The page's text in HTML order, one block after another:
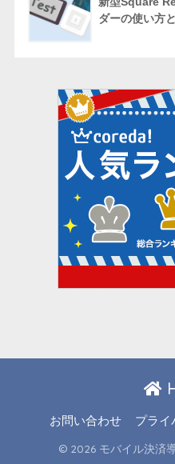
ダーの使い方
お問い合わせ プライ
© 2026 モバイル決済